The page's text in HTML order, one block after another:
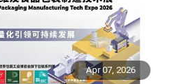
Apr 07, 2026